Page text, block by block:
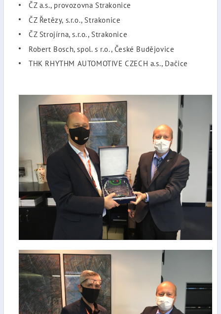
ČZ a.s., provozovna Strakonice
ČZ Řetězy, s.r.o., Strakonice
ČZ Strojírna, s.r.o., Strakonice
Robert Bosch, spol. s r.o., České Budějovice
THK RHYTHM AUTOMOTIVE CZECH a.s., Dačice